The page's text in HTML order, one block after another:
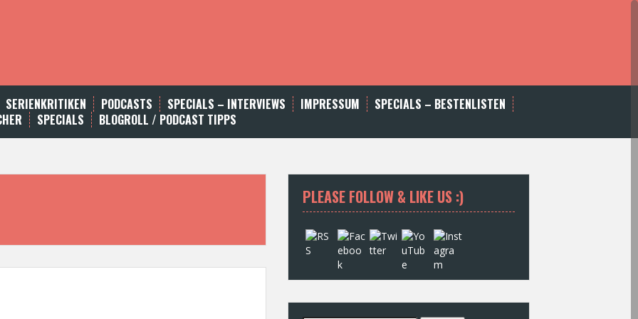
SERIENKRITIKEN PODCASTS SPECIALS – INTERVIEWS IMPRESSUM
SPECIALS – BESTENLISTEN
SPECIALS BLOGROLL / PODCAST TIPPS
PLEASE FOLLOW & LIKE US :)